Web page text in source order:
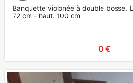
Banquette violonée à double bosse.
72 cm - haut. 100 cm
0 €